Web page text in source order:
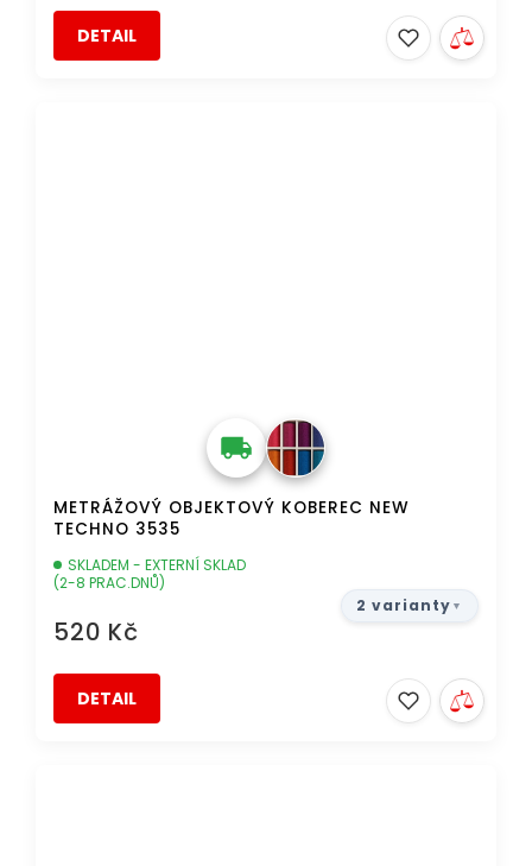
DETAIL
METRÁŽOVÝ OBJEKTOVÝ KOBEREC NEW
TECHNO 3535
SKLADEM - EXTERNÍ SKLAD
(2-8 PRAC.DNŮ)
520 Kč
DETAIL
2 varianty